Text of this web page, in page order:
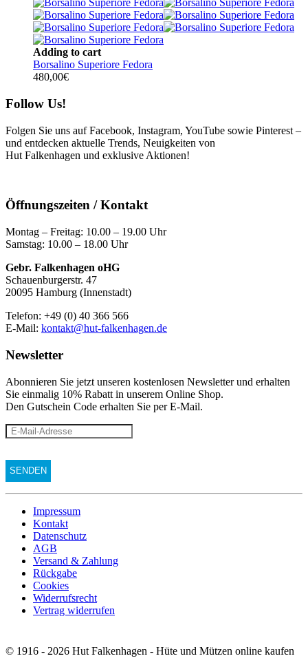
Adding to cart
Borsalino Superiore Fedora
480,00€
Follow Us!
Folgen Sie uns auf Facebook, Instagram, YouTube sowie Pinterest –
und entdecken aktuelle Trends, Neuigkeiten von
Hut Falkenhagen und exklusive Aktionen!
Öffnungszeiten / Kontakt
Montag – Freitag: 10.00 – 19.00 Uhr
Samstag: 10.00 – 18.00 Uhr
Gebr. Falkenhagen oHG
Schauenburgerstr. 47
20095 Hamburg (Innenstadt)
Telefon: +49 (0) 40 366 566
E-Mail: kontakt@hut-falkenhagen.de
Newsletter
Abonnieren Sie jetzt unseren kostenlosen Newsletter und erhalten
Sie einmalig 10% Rabatt in unserem Online Shop.
Den Gutschein Code erhalten Sie per E-Mail.
Impressum
Kontakt
Datenschutz
AGB
Versand & Zahlung
Rückgabe
Cookies
Widerrufsrecht
Vertrag widerrufen
© 1916 - 2026 Hut Falkenhagen - Hüte und Mützen online kaufen